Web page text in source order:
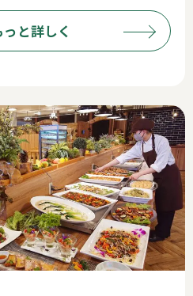
っと詳しく